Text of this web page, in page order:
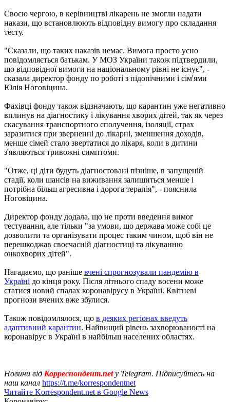
Своєю чергою, в керівництві лікарень не змогли надати
накази, що встановлюють відповідну вимогу про складання
тесту.
"Сказали, що таких наказів немає. Вимога просто усно
повідомляється батькам. У МОЗ України також підтвердили,
що відповідної вимоги на національному рівні не існує", -
сказала директор фонду по роботі з підопічними і сім'ями
Юлія Ноговіцина.
Фахівці фонду також відзначають, що карантин уже негативно
вплинув на діагностику і лікування хворих дітей, так як через
скасування транспортного сполучення, ізоляції, страх
заразитися при зверненні до лікарні, зменшення доходів,
менше сімей стало звертатися до лікаря, коли в дитини
з'являються тривожні симптоми.
"Отже, ці діти будуть діагностовані пізніше, в запущеній
стадії, коли шансів на виживання залишиться менше і
потрібна більш агресивна і дорога терапія", - пояснила
Ноговіцина.
Директор фонду додала, що не проти введення вимог
тестування, але тільки "за умови, що держава може собі це
дозволити та організувати процес таким чином, щоб він не
перешкоджав своєчасній діагностиці та лікуванню
онкохворих дітей".
Нагадаємо, що раніше вчені спрогнозували пандемію в
Україні до кінця року. Після літнього спаду восени може
статися новий спалах коронавірусу в Україні. Квітневі
прогнози вчених вже збулися.
Також повідомлялося, що в деяких регіонах введуть
адаптивний карантин. Найвищий рівень захворюваності на
коронавірус в Україні в найбільш населених областях.
Новини від Корреспондент.net у Telegram. Підписуйтесь на
наш канал https://t.me/korrespondentnet
Читайте Korrespondent.net в Google News